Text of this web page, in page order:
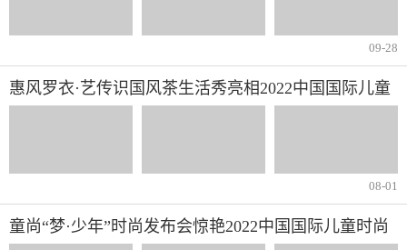
09-28
惠风罗衣·艺传识国风茶生活秀亮相2022中国国际儿童
08-01
童尚“梦·少年”时尚发布会惊艳2022中国国际儿童时尚